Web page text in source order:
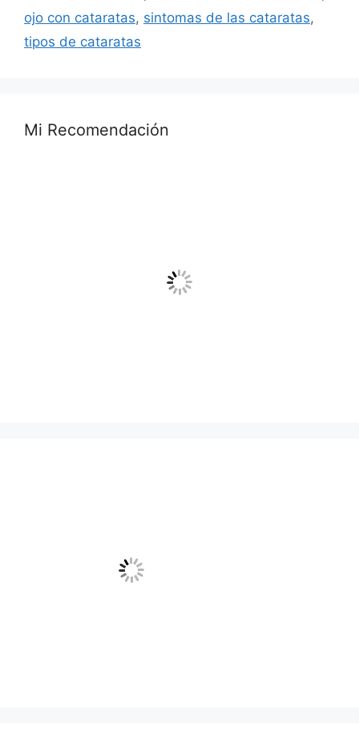
ojo con cataratas, sintomas de las cataratas,
tipos de cataratas
Mi Recomendación